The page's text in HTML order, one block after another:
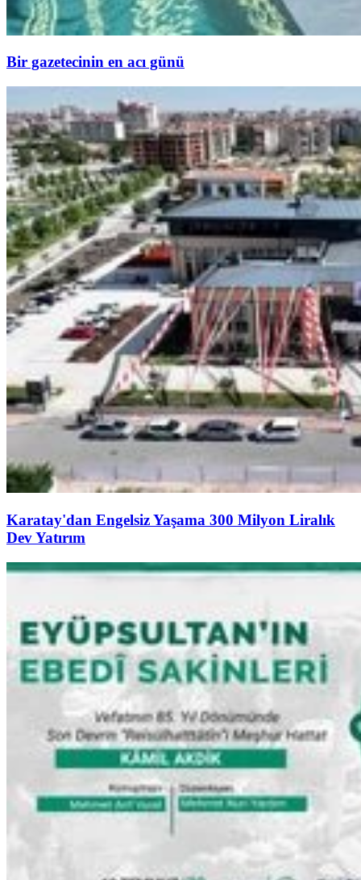
Bir gazetecinin en acı günü
Karatay'dan Engelsiz Yaşama 300 Milyon Liralık
Dev Yatırım